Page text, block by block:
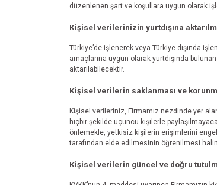
düzenlenen şart ve koşullara uygun olarak
Kişisel verilerinizin yurtdışına
Türkiye’de işlenerek veya Türkiye dışında
amaçlarına uygun olarak yurtdışında
aktarılabilecektir.
Kişisel verilerin saklanması ve
Kişisel verileriniz, Firmamız nezdinde yer
hiçbir şekilde üçüncü kişilerle
önlemekle, yetkisiz kişilerin erişimlerini
tarafından elde edilmesinin öğrenilmesi
Kişisel verilerin güncel ve doğru